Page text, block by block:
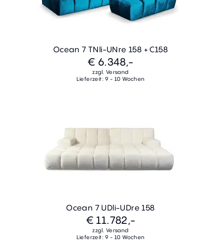
Ocean 7 TNli-UNre 158 + C158
€ 6.348,-
zzgl. Versand
Lieferzeit: 9 - 10 Wochen
Ocean 7 UDli-UDre 158
€ 11.782,-
zzgl. Versand
Lieferzeit: 9 - 10 Wochen